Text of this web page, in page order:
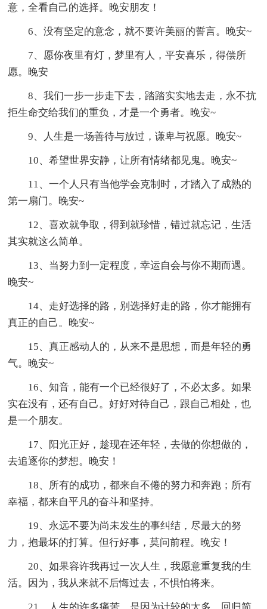
意，全看自己的选择。晚安朋友！
6、没有坚定的意念，就不要许美丽的誓言。晚安~
7、愿你夜里有灯，梦里有人，平安喜乐，得偿所
愿。晚安
8、我们一步一步走下去，踏踏实实地去走，永不抗
拒生命交给我们的重负，才是一个勇者。晚安~
9、人生是一场善待与放过，谦卑与祝愿。晚安~
10、希望世界安静，让所有情绪都见鬼。晚安~
11、一个人只有当他学会克制时，才踏入了成熟的
第一扇门。晚安~
12、喜欢就争取，得到就珍惜，错过就忘记，生活
其实就这么简单。
13、当努力到一定程度，幸运自会与你不期而遇。
晚安~
14、走好选择的路，别选择好走的路，你才能拥有
真正的自己。晚安~
15、真正感动人的，从来不是思想，而是年轻的勇
气。晚安~
16、知音，能有一个已经很好了，不必太多。如果
实在没有，还有自己。好好对待自己，跟自己相处，也
是一个朋友。
17、阳光正好，趁现在还年轻，去做的你想做的，
去追逐你的梦想。晚安！
18、所有的成功，都来自不倦的努力和奔跑；所有
幸福，都来自平凡的奋斗和坚持。
19、永远不要为尚未发生的事纠结，尽最大的努
力，抱最坏的打算。但行好事，莫问前程。晚安！
20、如果容许我再过一次人生，我愿意重复我的生
活。因为，我从来就不后悔过去，不惧怕将来。